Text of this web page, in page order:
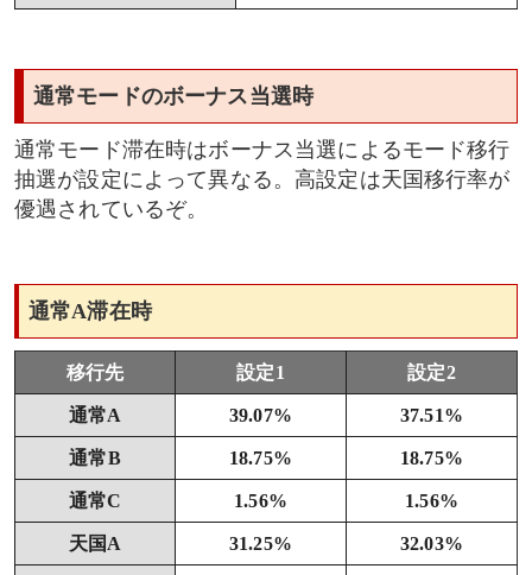
通常モードのボーナス当選時
通常モード滞在時はボーナス当選によるモード移行
抽選が設定によって異なる。高設定は天国移行率が
優遇されているぞ。
通常A滞在時
移行先 設定1 設定2
通常A 39.07% 37.51%
通常B 18.75% 18.75%
通常C 1.56% 1.56%
天国A 31.25% 32.03%